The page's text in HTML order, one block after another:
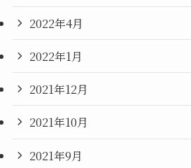
2022年4月
2022年1月
2021年12月
2021年10月
2021年9月